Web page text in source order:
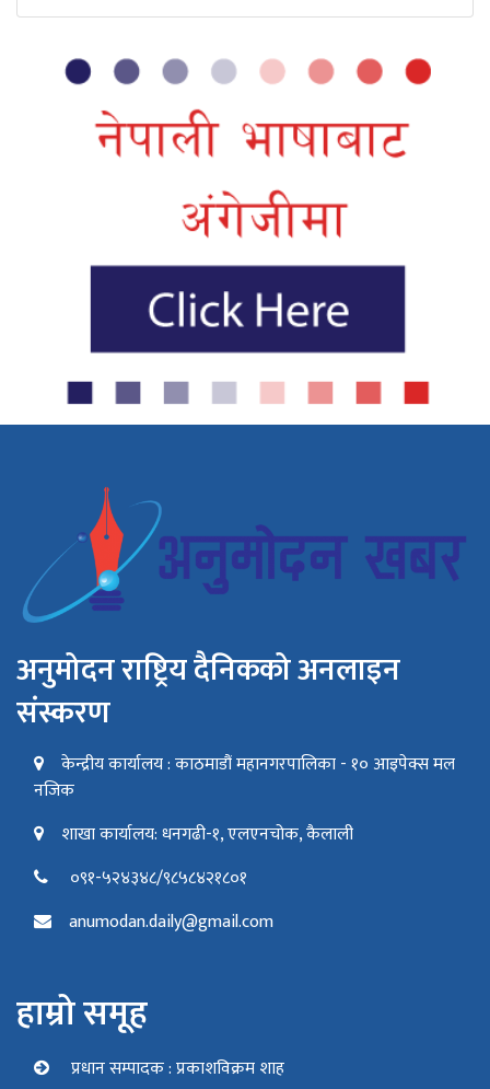
अनुमोदन राष्ट्रिय दैनिकको अनलाइन
संस्करण
केन्द्रीय कार्यालय : काठमाडौं महानगरपालिका - १० आइपेक्स मल
नजिक
शाखा कार्यालय: धनगढी-१, एलएनचोक, कैलाली
०९१-५२४३४८/९८५८४२१८०१
anumodan.daily@gmail.com
हाम्रो समूह
प्रधान सम्पादक : प्रकाशविक्रम शाह